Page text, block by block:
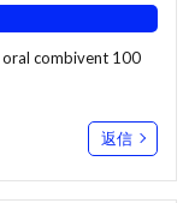
oral combivent 100
返信